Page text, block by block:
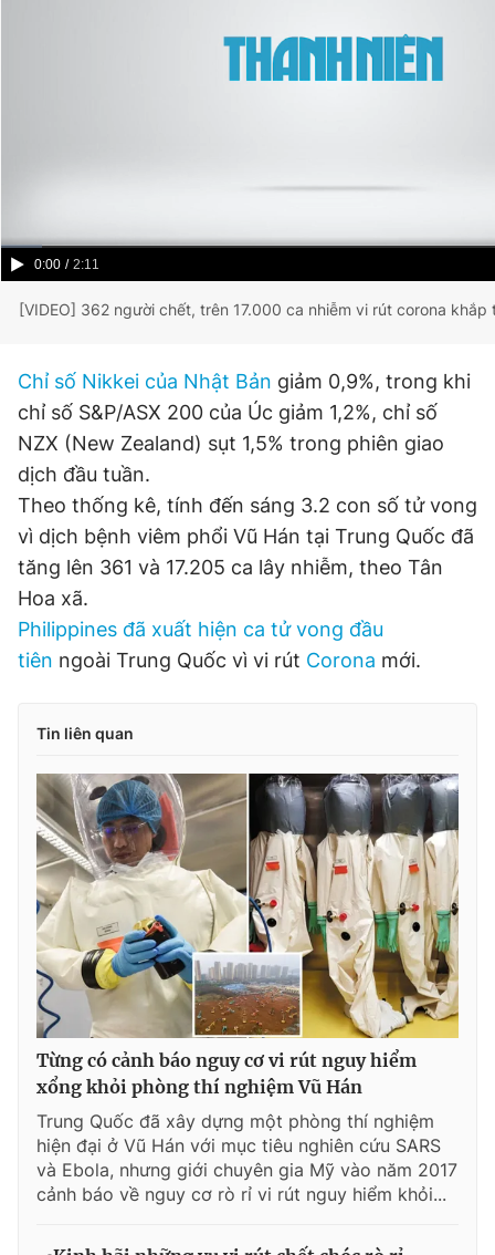
Current
0:00 / Duration
2:11
[VIDEO] 362 người chết, trên 17.000 ca nhiễm vi rút corona khắp
Chỉ số Nikkei của Nhật Bản giảm 0,9%, trong khi
chỉ số S&P/ASX 200 của Úc giảm 1,2%, chỉ số
NZX (New Zealand) sụt 1,5% trong phiên giao
dịch đầu tuần.
Theo thống kê, tính đến sáng 3.2 con số tử vong
vì dịch bệnh viêm phổi Vũ Hán tại Trung Quốc đã
tăng lên 361 và 17.205 ca lây nhiễm, theo Tân
Hoa xã.
Philippines đã xuất hiện ca tử vong đầu
tiên ngoài Trung Quốc vì vi rút Corona mới.
Tin liên quan
Từng có cảnh báo nguy cơ vi rút nguy hiểm
xổng khỏi phòng thí nghiệm Vũ Hán
Trung Quốc đã xây dựng một phòng thí nghiệm
hiện đại ở Vũ Hán với mục tiêu nghiên cứu SARS
và Ebola, nhưng giới chuyên gia Mỹ vào năm 2017
cảnh báo về nguy cơ rò rỉ vi rút nguy hiểm khỏi...